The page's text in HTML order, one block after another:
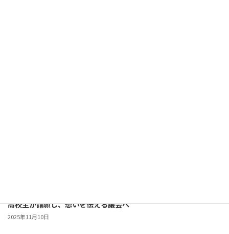
高校生が請願し、想いを伝える議会へ
2025年11月10日